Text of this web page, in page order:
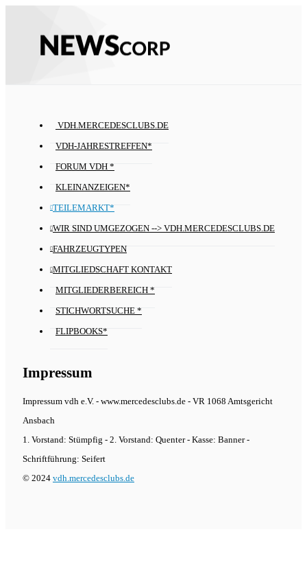
VDH.MERCEDESCLUBS.DE
VDH-JAHRESTREFFEN*
FORUM VDH *
KLEINANZEIGEN*
TEILEMARKT*
WIR SIND UMGEZOGEN --> VDH.MERCEDESCLUBS.DE
FAHRZEUGTYPEN
MITGLIEDSCHAFT KONTAKT
MITGLIEDERBEREICH *
STICHWORTSUCHE *
FLIPBOOKS*
Impressum
Impressum vdh e.V. - www.mercedesclubs.de - VR 1068 Amtsgericht
Ansbach
1. Vorstand: Stümpfig - 2. Vorstand: Quenter - Kasse: Banner -
Schriftführung: Seifert
© 2024 vdh.mercedesclubs.de